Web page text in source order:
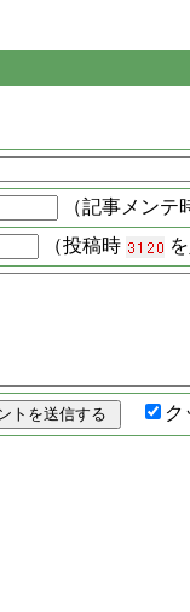
（記事メンテ
（投稿時
ク